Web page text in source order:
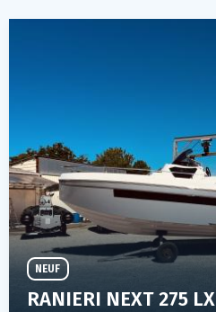
RANIERI NEXT 275 LX
NEUF